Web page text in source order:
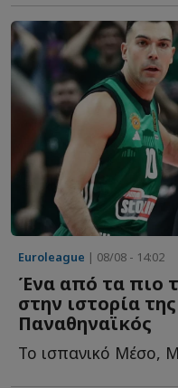
Euroleague | 08/08 - 14:02
Ένα από τα πιο
στην ιστορία
Παναθηναϊκός